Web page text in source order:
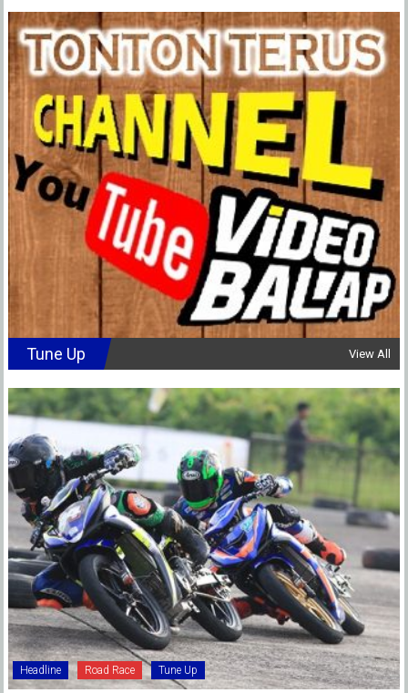
Tune Up View All
Headline Road Race Tune Up